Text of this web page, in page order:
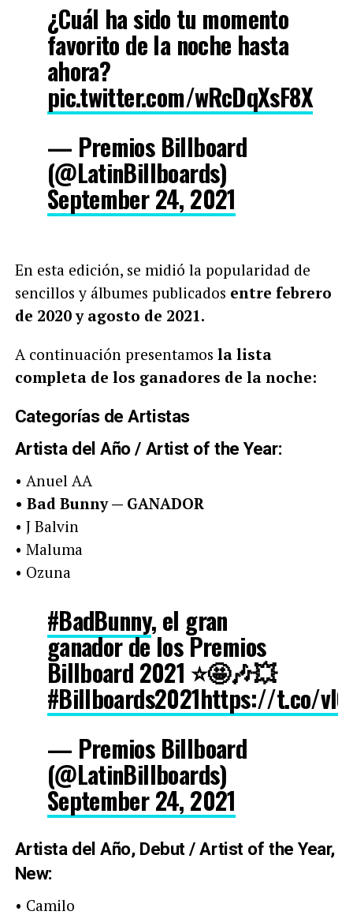
¿Cuál ha sido tu momento
favorito de la noche hasta
ahora?
pic.twitter.com/wRcDqXsF8X
— Premios Billboard
(@LatinBillboards)
September 24, 2021
En esta edición, se midió la popularidad de
sencillos y álbumes publicados entre febrero
de 2020 y agosto de 2021.
A continuación presentamos la lista
completa de los ganadores de la noche:
Categorías de Artistas
Artista del Año / Artist of the Year:
• Anuel AA
• Bad Bunny — GANADOR
• J Balvin
• Maluma
• Ozuna
#BadBunny, el gran
ganador de los Premios
Billboard 2021 ⭐🤩🎶💥
#Billboards2021https://t.co/
— Premios Billboard
(@LatinBillboards)
September 24, 2021
Artista del Año, Debut / Artist of the Year,
New:
• Camilo